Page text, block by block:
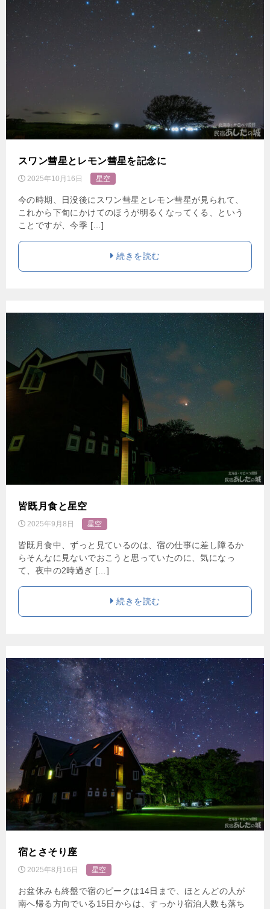
スワン彗星とレモン彗星を記念に
2025年10月16日 星空
今の時期、日没後にスワン彗星とレモン彗星が見られて、
これから下旬にかけてのほうが明るくなってくる、という
ことですが、今季 […]
続きを読む
皆既月食と星空
2025年9月8日 星空
皆既月食中、ずっと見ているのは、宿の仕事に差し障るか
らそんなに見ないでおこうと思っていたのに、気になっ
て、夜中の2時過ぎ […]
続きを読む
宿とさそり座
2025年8月16日 星空
お盆休みも終盤で宿のピークは14日まで、ほとんどの人が
南へ帰る方向でいる15日からは、すっかり宿泊人数も落ち